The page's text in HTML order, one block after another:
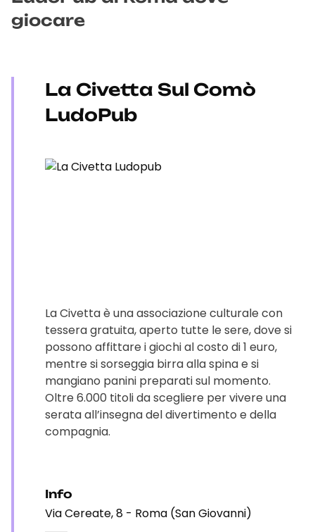
giocare
La Civetta Sul Comò
LudoPub
La Civetta è una associazione culturale con
tessera gratuita, aperto tutte le sere, dove si
possono affittare i giochi al costo di 1 euro,
mentre si sorseggia birra alla spina e si
mangiano panini preparati sul momento.
Oltre 6.000 titoli da scegliere per vivere una
serata all’insegna del divertimento e della
compagnia.
Info
Via Cereate, 8 - Roma (San Giovanni)